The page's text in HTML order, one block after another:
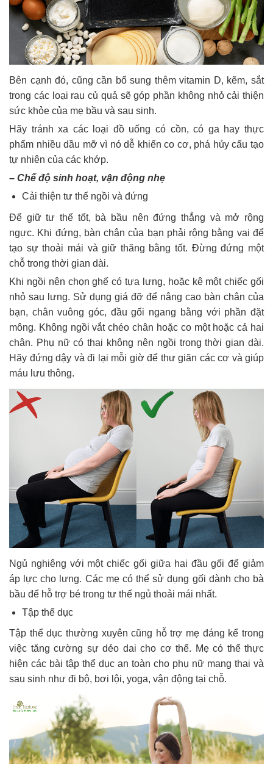
Bên cạnh đó, cũng cần bổ sung thêm vitamin D, kẽm, sắt
trong các loại rau củ quả sẽ góp phần không nhỏ cải thiện
sức khỏe của mẹ bầu và sau sinh.
Hãy tránh xa các loại đồ uống có cồn, có ga hay thực
phẩm nhiều dầu mỡ vì nó dễ khiến co cơ, phá hủy cấu tạo
tự nhiên của các khớp.
– Chế độ sinh hoạt, vận động nhẹ
Cải thiện tư thế ngồi và đứng
Để giữ tư thế tốt, bà bầu nên đứng thẳng và mở rộng
ngực. Khi đứng, bàn chân của bạn phải rộng bằng vai để
tạo sự thoải mái và giữ thăng bằng tốt. Đừng đứng một
chỗ trong thời gian dài.
Khi ngồi nên chọn ghế có tựa lưng, hoặc kê một chiếc gối
nhỏ sau lưng. Sử dụng giá đỡ để nâng cao bàn chân của
bạn, chân vuông góc, đầu gối ngang bằng với phần đặt
mông. Không ngồi vắt chéo chân hoặc co một hoặc cả hai
chân. Phụ nữ có thai không nên ngồi trong thời gian dài.
Hãy đứng dậy và đi lại mỗi giờ để thư giãn các cơ và giúp
máu lưu thông.
Ngủ nghiêng với một chiếc gối giữa hai đầu gối để giảm
áp lực cho lưng. Các mẹ có thể sử dụng gối dành cho bà
bầu để hỗ trợ bé trong tư thế ngủ thoải mái nhất.
Tập thể dục
Tập thể dục thường xuyên cũng hỗ trợ mẹ đáng kể trong
việc tăng cường sự dẻo dai cho cơ thể. Mẹ có thể thực
hiện các bài tập thể dục an toàn cho phụ nữ mang thai và
sau sinh như đi bộ, bơi lội, yoga, vận động tại chỗ.